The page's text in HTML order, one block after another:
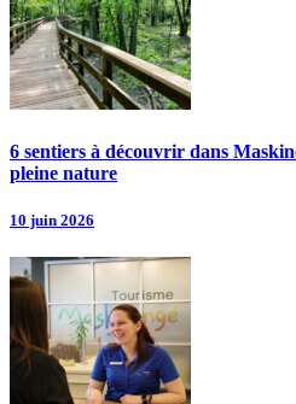
6 sentiers à découvrir dans
pleine nature
10 juin 2026